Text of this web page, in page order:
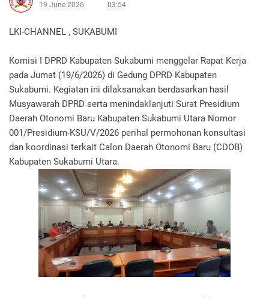
19 June 2026
03:54
LKI-CHANNEL , SUKABUMI
Komisi I DPRD Kabupaten Sukabumi menggelar Rapat Kerja
pada Jumat (19/6/2026) di Gedung DPRD Kabupaten
Sukabumi. Kegiatan ini dilaksanakan berdasarkan hasil
Musyawarah DPRD serta menindaklanjuti Surat Presidium
Daerah Otonomi Baru Kabupaten Sukabumi Utara Nomor
001/Presidium-KSU/V/2026 perihal permohonan konsultasi
dan koordinasi terkait Calon Daerah Otonomi Baru (CDOB)
Kabupaten Sukabumi Utara.